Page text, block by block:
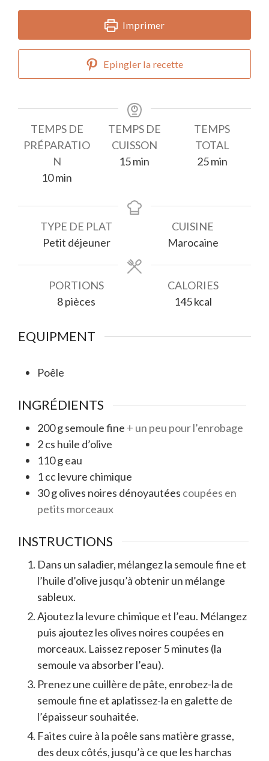
Imprimer
Epingler la recette
TEMPS DE
PRÉPARATIO
N
10minutes
min
TEMPS DE
CUISSON
15minutes
min
TEMPS
TOTAL
25minutes
min
TYPE DE PLAT
Petit déjeuner
CUISINE
Marocaine
PORTIONS
8pièces
CALORIES
145 kcal
EQUIPMENT
Poêle
INGRÉDIENTS
200gsemoule fine + un peu pour l’enrobage
2cs huile d’olive
110geau
1cclevure chimique
30golives noires dénoyautées coupées en
petits morceaux
INSTRUCTIONS
Dans un saladier, mélangez la semoule fine et
l’huile d’olive jusqu’à obtenir un mélange
sableux.
Ajoutez la levure chimique et l’eau. Mélangez
puis ajoutez les olives noires coupées en
morceaux. Laissez reposer 5 minutes (la
semoule va absorber l’eau).
Prenez une cuillère de pâte, enrobez-la de
semoule fine et aplatissez-la en galette de
l’épaisseur souhaitée.
Faites cuire à la poêle sans matière grasse,
des deux côtés, jusqu’à ce que les harchas